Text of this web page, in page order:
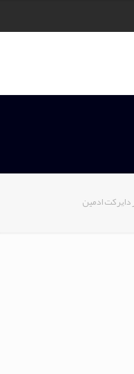
دایرکت ادمین